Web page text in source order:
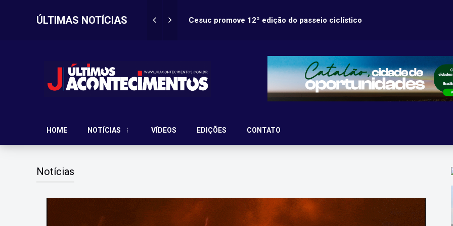
ÚLTIMAS NOTÍCIAS
vitima?
Cesuc promove 12ª edição do passeio ciclístico
HOME NOTÍCIAS VÍDEOS EDIÇÕES CONTATO
Notícias